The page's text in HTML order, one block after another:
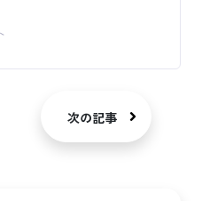
次の記事